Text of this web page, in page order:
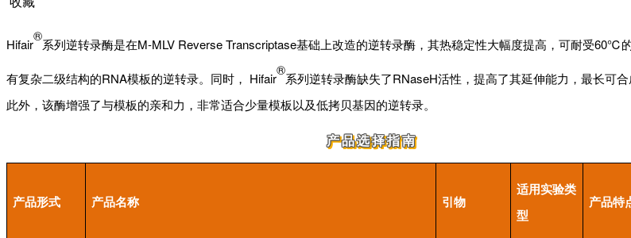
Hifair
®
系列逆转录酶是在M-MLV Reverse Transcriptase基础上改造的逆转录酶，其热稳定性大幅度提高，可耐受60℃
有复杂二级结构的RNA模板的逆转录。同时， Hifair
®
系列逆转录酶缺失了RNaseH活性，提高了其延伸能力，最长可合
此外，该酶增强了与模板的亲和力，非常适合少量模板以及低拷贝基因的逆转录。
产品选择指南
产品形式 产品名称 引物
适用实验类
型
产品特